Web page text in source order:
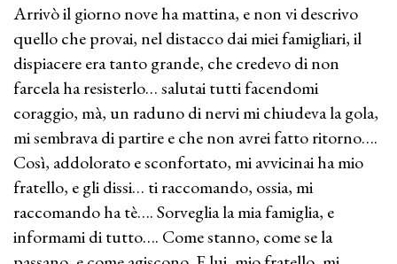
Arrivò il giorno nove ha mattina, e non vi descrivo
quello che provai, nel distacco dai miei famigliari, il
dispiacere era tanto grande, che credevo di non
farcela ha resisterlo… salutai tutti facendomi
coraggio, mà, un raduno di nervi mi chiudeva la gola,
mi sembrava di partire e che non avrei fatto ritorno….
Così, addolorato e sconfortato, mi avvicinai ha mio
fratello, e gli dissi… ti raccomando, ossia, mi
raccomando ha tè…. Sorveglia la mia famiglia, e
informami di tutto…. Come stanno, come se la